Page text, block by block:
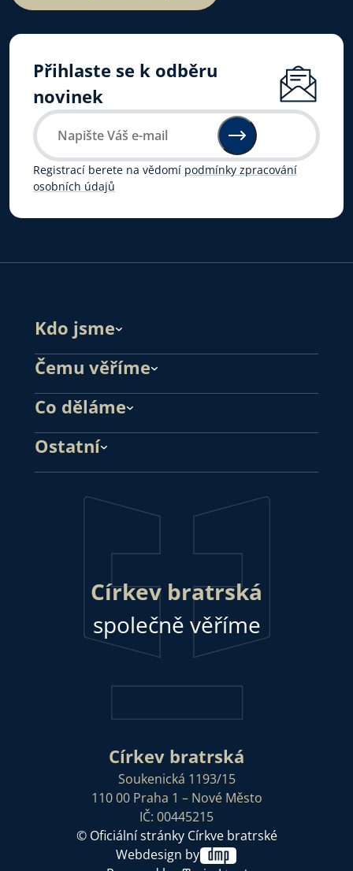
Přihlaste se k odběru
novinek
Registrací berete na vědomí podmínky zpracování
osobních údajů
Kdo jsme
Čemu věříme
Co děláme
Ostatní
Církev bratrská
společně věříme
Církev bratrská
Soukenická 1193/15
110 00 Praha 1 – Nové Město
IČ: 00445215
© Oficiální stránky Církve bratrské
Webdesign by